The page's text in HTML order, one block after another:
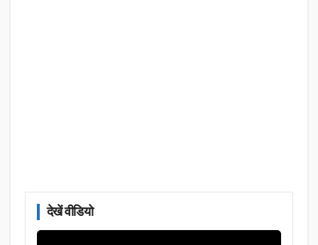
देखें वीडियो